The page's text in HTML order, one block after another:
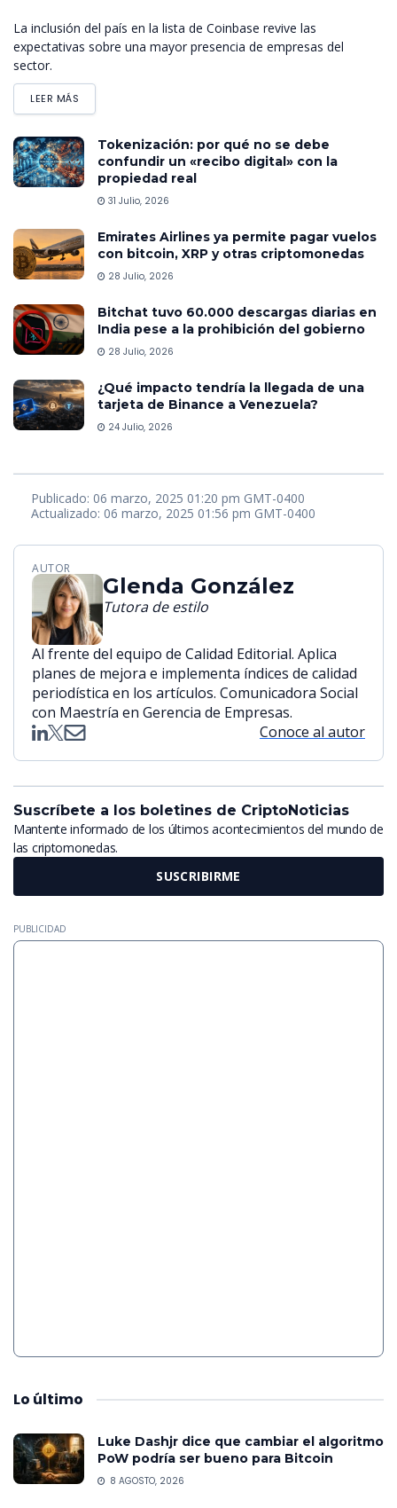
La inclusión del país en la lista de Coinbase revive las
expectativas sobre una mayor presencia de empresas del
sector.
LEER MÁS
Tokenización: por qué no se debe
confundir un «recibo digital» con la
propiedad real
31 Julio, 2026
Emirates Airlines ya permite pagar vuelos
con bitcoin, XRP y otras criptomonedas
28 Julio, 2026
Bitchat tuvo 60.000 descargas diarias en
India pese a la prohibición del gobierno
28 Julio, 2026
¿Qué impacto tendría la llegada de una
tarjeta de Binance a Venezuela?
24 Julio, 2026
Publicado: 06 marzo, 2025 01:20 pm GMT-0400
Actualizado: 06 marzo, 2025 01:56 pm GMT-0400
AUTOR
Glenda González
Tutora de estilo
Al frente del equipo de Calidad Editorial. Aplica
planes de mejora e implementa índices de calidad
periodística en los artículos. Comunicadora Social
con Maestría en Gerencia de Empresas.
Conoce al autor
Suscríbete a los boletines de CriptoNoticias
Mantente informado de los últimos acontecimientos del mundo de
las criptomonedas.
SUSCRIBIRME
PUBLICIDAD
Lo último
Luke Dashjr dice que cambiar el algoritmo
PoW podría ser bueno para Bitcoin
8 AGOSTO, 2026